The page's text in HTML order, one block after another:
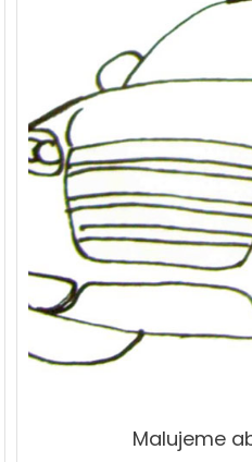
Malujeme